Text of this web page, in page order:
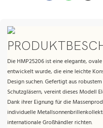
Die HMP25206 ist eine elegante,
entwickelt wurde, die eine leichte
Design suchen. Gefertigt aus
Schutzgläsern, vereint dieses Modell
Dank ihrer Eignung für die
individuelle
internationale Großhändler richten.